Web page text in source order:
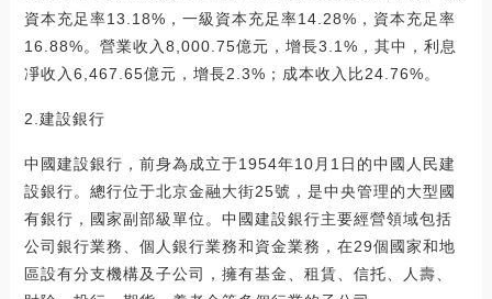
資本充足率13.18%，一級資本充足率14.28%，資本充足率
16.88%。營業收入8,000.75億元，增長3.1%，其中，利息
凈收入6,467.65億元，增長2.3%；成本收入比24.76%。
2.建設銀行
中國建設銀行，前身為成立于1954年10月1日的中國人民建
設銀行。總行位于北京金融大街25號，是中央管理的大型國
有銀行，國家副部級單位。中國建設銀行主要經營領域包括
公司銀行業務、個人銀行業務和資金業務，在29個國家和地
區設有分支機構及子公司，擁有基金、租賃、信托、人壽、